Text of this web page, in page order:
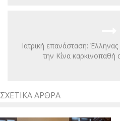
Ιατρική επανάσταση:
την Κίνα
ΣΧΕΤΙΚΆ ΆΡΘΡΑ